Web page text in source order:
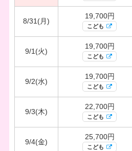
8/31(月)
19,700円
こども
9/1(火)
19,700円
こども
9/2(水)
19,700円
こども
9/3(木)
22,700円
こども
9/4(金)
25,700円
こども